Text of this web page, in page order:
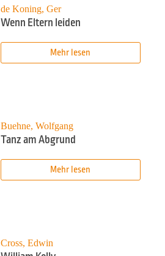
de Koning, Ger
Wenn Eltern leiden
Mehr lesen
Buehne, Wolfgang
Tanz am Abgrund
Mehr lesen
Cross, Edwin